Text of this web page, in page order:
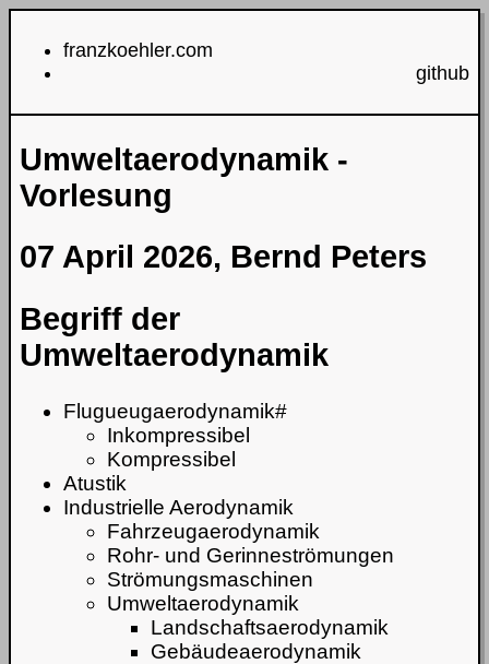
franzkoehler.com
github
Umweltaerodynamik -
Vorlesung
07 April 2026, Bernd Peters
Begriff der
Umweltaerodynamik
Flugueugaerodynamik#
Inkompressibel
Kompressibel
Atustik
Industrielle Aerodynamik
Fahrzeugaerodynamik
Rohr- und Gerinneströmungen
Strömungsmaschinen
Umweltaerodynamik
Landschaftsaerodynamik
Gebäudeaerodynamik